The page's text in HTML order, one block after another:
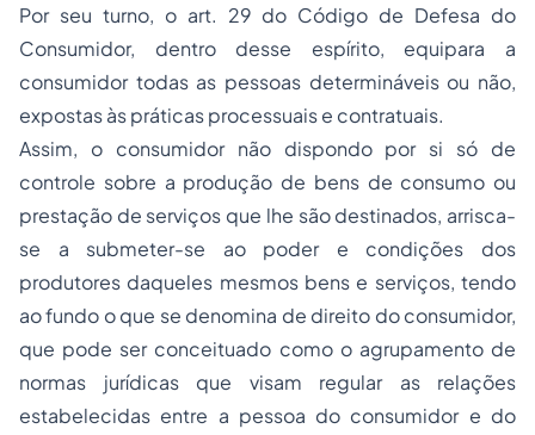
Por seu turno, o art. 29 do Código de Defesa do
Consumidor, dentro desse espírito, equipara a
consumidor todas as pessoas determináveis ou não,
expostas às práticas processuais e contratuais.
Assim, o consumidor não dispondo por si só de
controle sobre a produção de bens de consumo ou
prestação de serviços que lhe são destinados, arrisca-
se a submeter-se ao poder e condições dos
produtores daqueles mesmos bens e serviços, tendo
ao fundo o que se denomina de direito do consumidor,
que pode ser conceituado como o agrupamento de
normas jurídicas que visam regular as relações
estabelecidas entre a pessoa do consumidor e do